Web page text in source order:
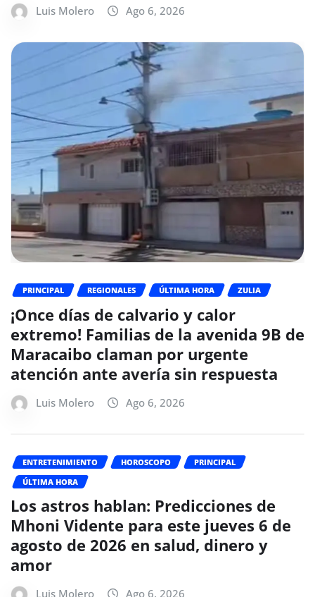
Luis Molero Ago 6, 2026
PRINCIPAL REGIONALES ÚLTIMA HORA ZULIA
¡Once días de calvario y calor
extremo! Familias de la avenida 9B de
Maracaibo claman por urgente
atención ante avería sin respuesta
Luis Molero Ago 6, 2026
ENTRETENIMIENTO HOROSCOPO
PRINCIPAL
ÚLTIMA HORA
Los astros hablan: Predicciones de
Mhoni Vidente para este jueves 6 de
agosto de 2026 en salud, dinero y
amor
Luis Molero Ago 6, 2026